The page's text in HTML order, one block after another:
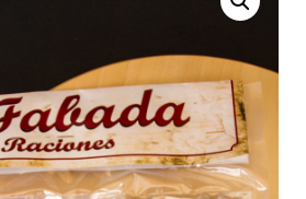
DESTACADO
PRODUCTOS